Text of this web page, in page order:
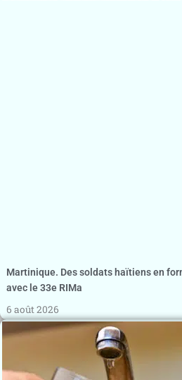
Martinique. Des soldats haïtiens en
avec le 33e RIMa
6 août 2026